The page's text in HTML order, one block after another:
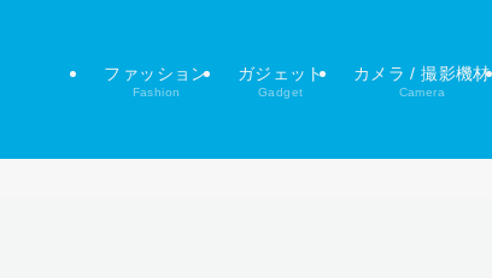
ファッション
Fashion
ガジェット
Gadget
カメラ / 撮影機材
Camera